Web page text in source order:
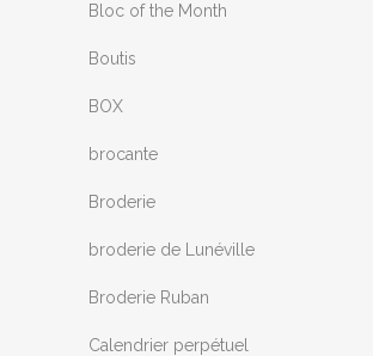
Bloc of the Month
Boutis
BOX
brocante
Broderie
broderie de Lunéville
Broderie Ruban
Calendrier perpétuel